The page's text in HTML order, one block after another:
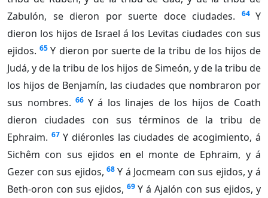
Zabulón, se dieron por suerte doce ciudades.
64 Y
dieron los hijos de Israel á los Levitas ciudades con sus
ejidos. 65 Y dieron por suerte de la tribu de los hijos de
Judá, y de la tribu de los hijos de Simeón, y de la tribu de
los hijos de Benjamín, las ciudades que nombraron por
sus nombres. 66 Y á los linajes de los hijos de Coath
dieron ciudades con sus términos de la tribu de
Ephraim. 67 Y diéronles las ciudades de acogimiento, á
Sichêm con sus ejidos en el monte de Ephraim, y á
Gezer con sus ejidos, 68 Y á Jocmeam con sus ejidos, y á
Beth-oron con sus ejidos, 69 Y á Ajalón con sus ejidos, y